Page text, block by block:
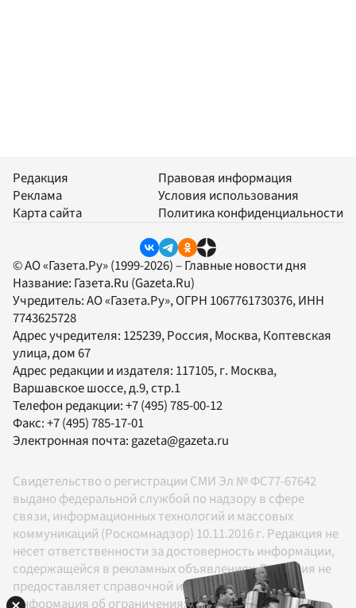
Редакция
Реклама
Карта сайта
Правовая информация
Условия использования
Политика конфиденциальности
© АО «Газета.Ру» (1999-2026) – Главные новости дня
Название: Газета.Ru (Gazeta.Ru)
Учредитель:АО «Газета.Ру», ОГРН 1067761730376, ИНН
7743625728
Адрес учредителя: 125239, Россия, Москва, Коптевская
улица, дом 67
Адрес редакции и издателя: 117105, г. Москва,
Варшавское шоссе, д.9, стр.1
Телефон редакции:+7 (495) 785-00-12
Факс:+7 (495) 785-17-01
Электронная почта: gazeta@gazeta.ru
Свидетельство о регистрации СМИ Эл № ФС77-67642
выдано федеральной службой по надзору в сфере
связи, информационных технологий и массовых
коммуникаций (Роскомнадзор) 10.11.2016 г. Редакция не
несет ответственности за достоверность информации,
содержащейся в рекламных объявлениях. Редакция не
предоставляет справочной информации.
Информация об ограничениях